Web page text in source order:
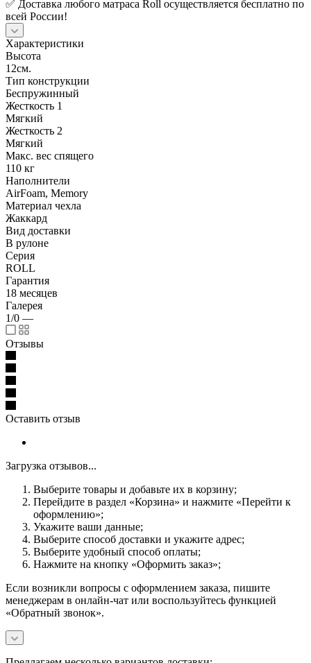
✅ Доставка любого матраса Roll осуществляется бесплатно по
всей России!
Характеристики
Высота
12см.
Тип конструкции
Беспружинный
Жесткость 1
Мягкий
Жесткость 2
Мягкий
Макс. вес спящего
110 кг
Наполнители
AirFoam, Memory
Материал чехла
Жаккард
Вид доставки
В рулоне
Серия
ROLL
Гарантия
18 месяцев
Галерея
1/0 —
Отзывы
Оставить отзыв
Загрузка отзывов...
Выберите товары и добавьте их в корзину;
Перейдите в раздел «Корзина» и нажмите «Перейти к
оформлению»;
Укажите ваши данные;
Выберите способ доставки и укажите адрес;
Выберите удобный способ оплаты;
Нажмите на кнопку «Оформить заказ»;
Если возникли вопросы с оформлением заказа, пишите
менеджерам в онлайн-чат или воспользуйтесь функцией
«Обратный звонок».